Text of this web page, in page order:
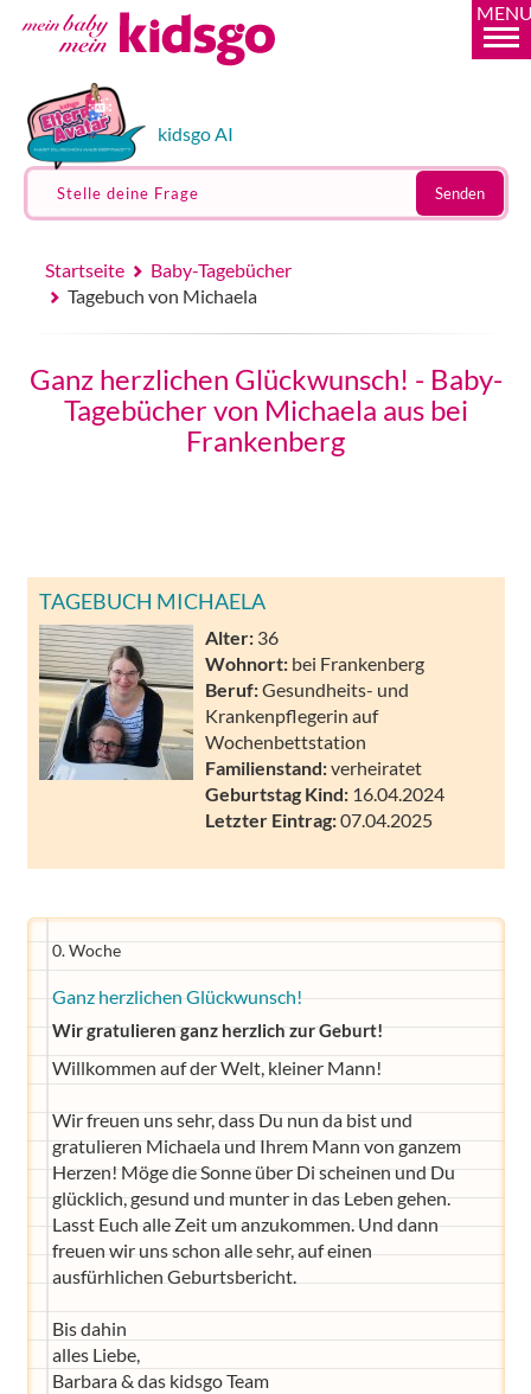
kidsgo AI
Stelle deine Frage Senden
Startseite
Baby-Tagebücher
Tagebuch von Michaela
Ganz herzlichen Glückwunsch! - Baby-
Tagebücher von Michaela aus bei
Frankenberg
TAGEBUCH MICHAELA
Alter: 36
Wohnort: bei Frankenberg
Beruf:Gesundheits- und
Krankenpflegerin auf
Wochenbettstation
Familienstand:verheiratet
Geburtstag Kind: 16.04.2024
Letzter Eintrag:07.04.2025
0. Woche
Ganz herzlichen Glückwunsch!
Wir gratulieren ganz herzlich zur Geburt!
Willkommen auf der Welt, kleiner Mann!
Wir freuen uns sehr, dass Du nun da bist und
gratulieren Michaela und Ihrem Mann von ganzem
Herzen! Möge die Sonne über Di scheinen und Du
glücklich, gesund und munter in das Leben gehen.
Lasst Euch alle Zeit um anzukommen. Und dann
freuen wir uns schon alle sehr, auf einen
ausfürhlichen Geburtsbericht.
Bis dahin
alles Liebe,
Barbara & das kidsgo Team